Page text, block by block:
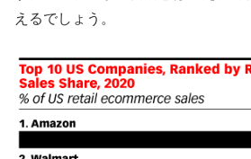
えるでしょう。